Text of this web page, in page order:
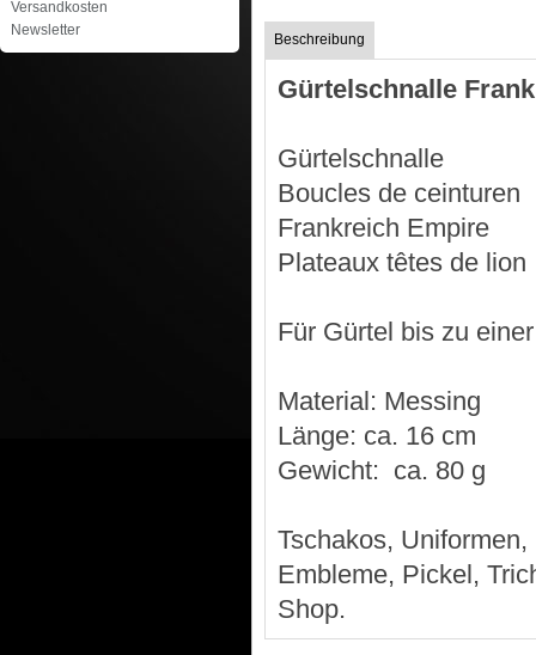
Beschreibung
Gürtelschnalle
Gürtelschnalle
Boucles de ceinturen
Frankreich Empire
Plateaux têtes de lion
Für Gürtel bis zu
Material: Messing
Länge: ca. 16 cm
Gewicht: ca. 80 g
Tschakos,
Embleme, Pickel,
Shop.
Versandkosten
Newsletter